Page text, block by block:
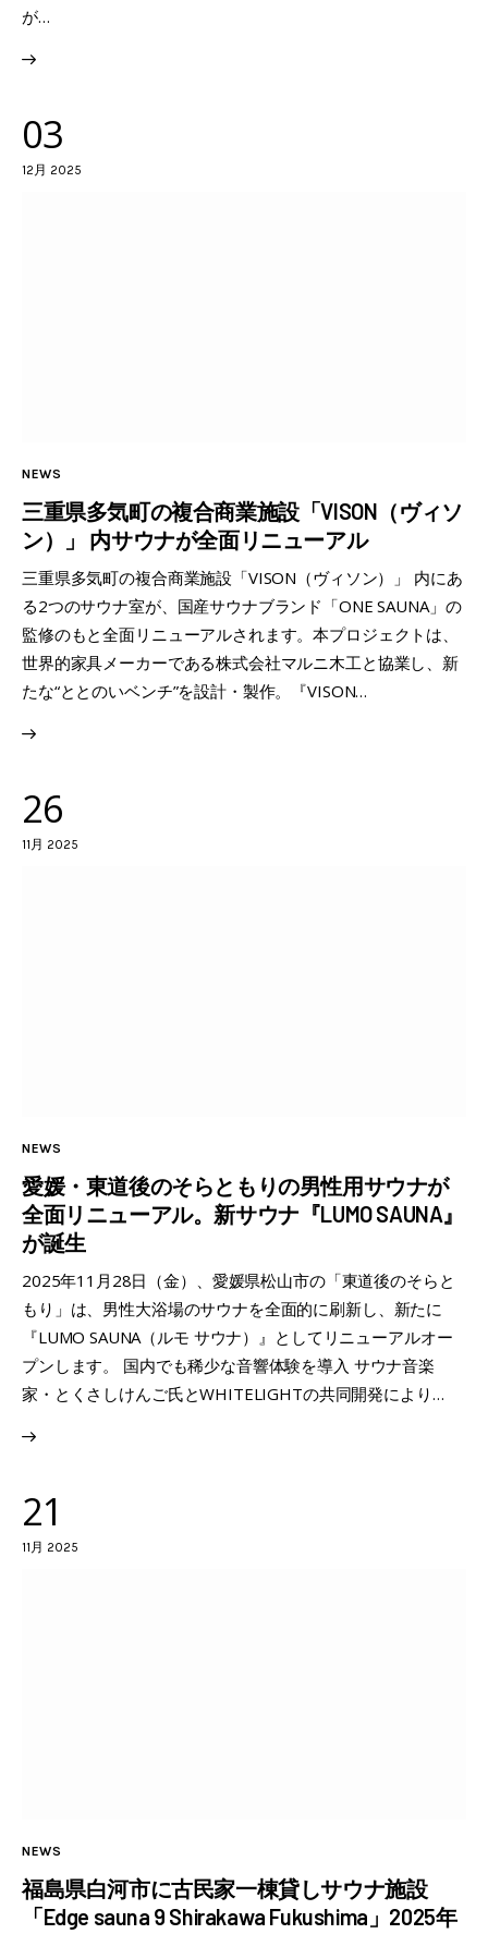
が…
03
12月 2025
NEWS
三重県多気町の複合商業施設「VISON（ヴィソ
ン）」 内サウナが全面リニューアル
三重県多気町の複合商業施設「VISON（ヴィソン）」 内にあ
る2つのサウナ室が、国産サウナブランド「ONE SAUNA」の
監修のもと全面リニューアルされます。本プロジェクトは、
世界的家具メーカーである株式会社マルニ木工と協業し、新
たな“ととのいベンチ”を設計・製作。『VISON…
26
11月 2025
NEWS
愛媛・東道後のそらともりの男性用サウナが
全面リニューアル。新サウナ『LUMO SAUNA』
が誕生
2025年11月28日（金）、愛媛県松山市の「東道後のそらと
もり」は、男性大浴場のサウナを全面的に刷新し、新たに
『LUMO SAUNA（ルモ サウナ）』としてリニューアルオー
プンします。 国内でも稀少な音響体験を導入 サウナ音楽
家・とくさしけんご氏とWHITELIGHTの共同開発により…
21
11月 2025
NEWS
福島県白河市に古民家一棟貸しサウナ施設
「Edge sauna 9 Shirakawa Fukushima」2025年